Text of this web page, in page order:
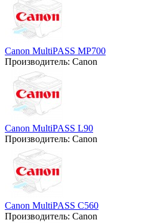
Canon MultiPASS MP700
Производитель: Canon
Canon MultiPASS L90
Производитель: Canon
Canon MultiPASS C560
Производитель: Canon